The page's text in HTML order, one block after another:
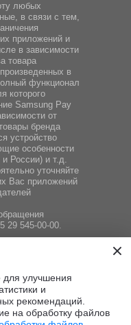
любых
в связи с тем,
приложений и
в зависимости
товара
в
функционал
которого
Samsung Pay
от
бренда
устройство
особенности
России) и т.д.
уточняйте
Вас приложений
29 545-00-00.
и
покупателей:
улучшения
и
рекомендаций.
на обработку файлов